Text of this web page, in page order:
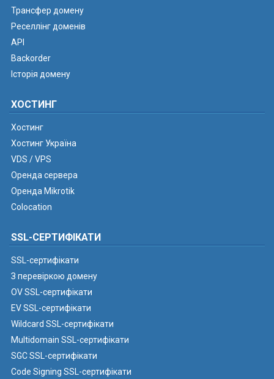
Трансфер домену
Реселлінг доменів
API
Backorder
Історія домену
ХОСТИНГ
Хостинг
Хостинг Україна
VDS / VPS
Оренда сервера
Оренда Mikrotik
Colocation
SSL-СЕРТИФІКАТИ
SSL-сертифікати
З перевіркою домену
OV SSL-сертифікати
EV SSL-сертифікати
Wildcard SSL-сертифікати
Multidomain SSL-сертифікати
SGC SSL-сертифікати
Code Signing SSL-сертифікати